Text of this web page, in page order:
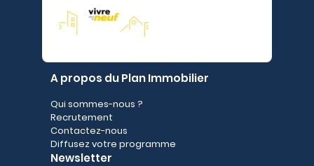
A propos du Plan Immobilier
Qui sommes-nous ?
Recrutement
Contactez-nous
Diffusez votre programme
Newsletter